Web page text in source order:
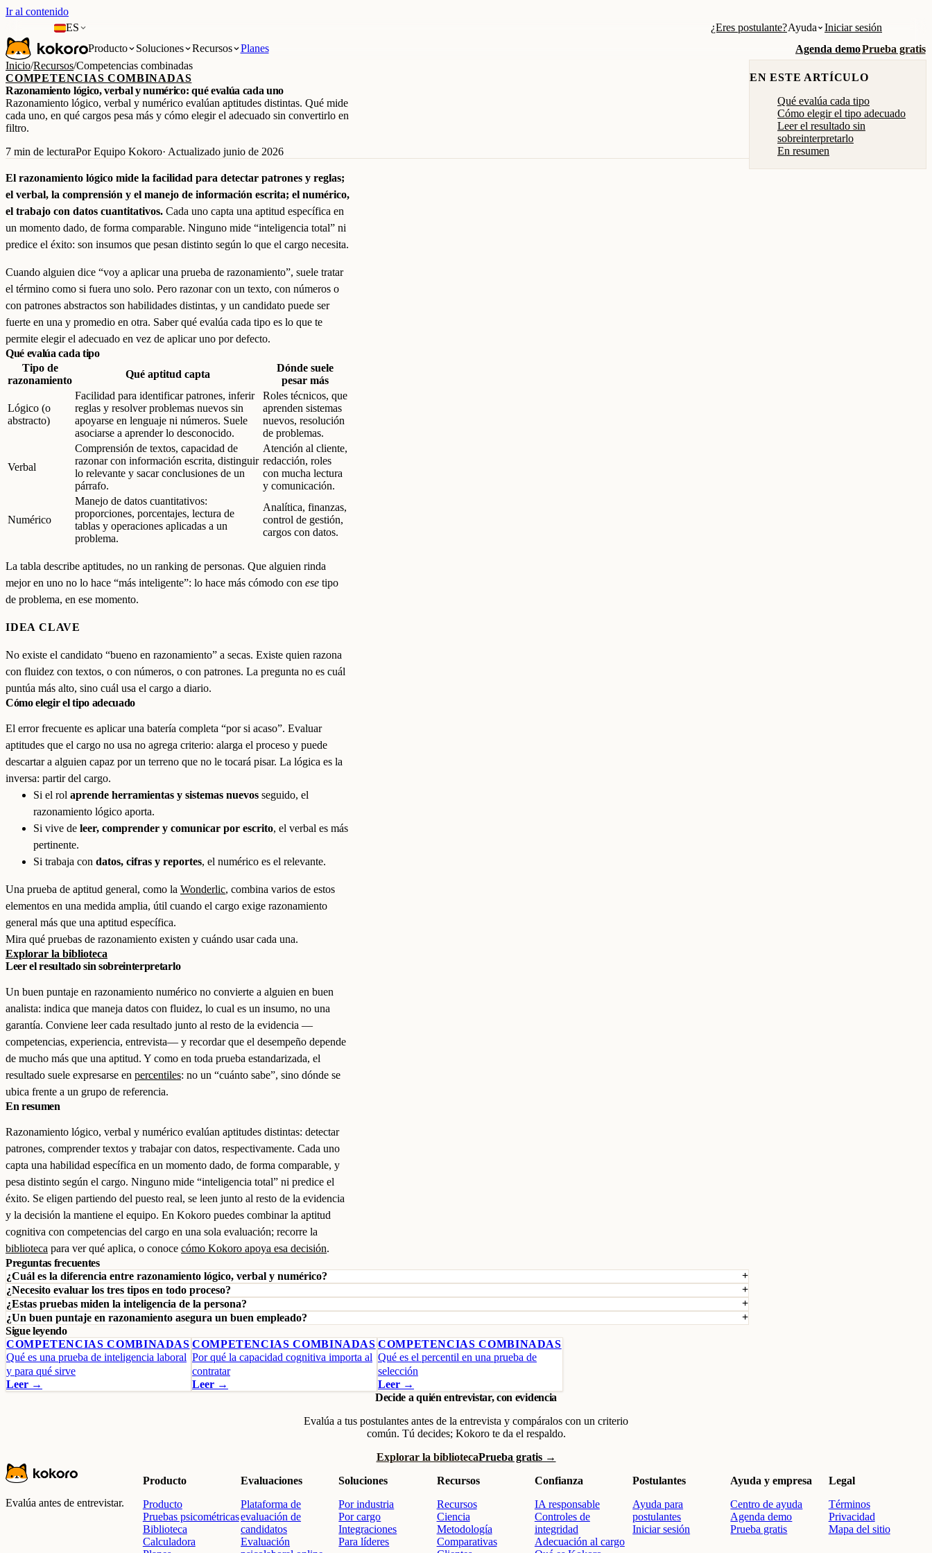
Ir al contenido
ES
¿Eres postulante?Ayuda
Iniciar sesión
Producto
Soluciones Recursos Planes Agenda demoPrueba gratis
Inicio/Recursos/Competencias combinadas
COMPETENCIAS COMBINADAS
Razonamiento lógico, verbal y numérico: qué evalúa cada uno
Razonamiento lógico, verbal y numérico evalúan aptitudes distintas. Qué mide
cada uno, en qué cargos pesa más y cómo elegir el adecuado sin convertirlo en
filtro.
7 min de lecturaPor Equipo Kokoro· Actualizado junio de 2026
El razonamiento lógico mide la facilidad para detectar patrones y reglas;
el verbal, la comprensión y el manejo de información escrita; el numérico,
el trabajo con datos cuantitativos. Cada uno capta una aptitud específica en
un momento dado, de forma comparable. Ninguno mide “inteligencia total” ni
predice el éxito: son insumos que pesan distinto según lo que el cargo necesita.
Cuando alguien dice “voy a aplicar una prueba de razonamiento”, suele tratar
el término como si fuera uno solo. Pero razonar con un texto, con números o
con patrones abstractos son habilidades distintas, y un candidato puede ser
fuerte en una y promedio en otra. Saber qué evalúa cada tipo es lo que te
permite elegir el adecuado en vez de aplicar uno por defecto.
Qué evalúa cada tipo
Tipo de
razonamiento
Qué aptitud capta
Dónde suele
pesar más
Lógico (o
abstracto)
Facilidad para identificar patrones, inferir
reglas y resolver problemas nuevos sin
apoyarse en lenguaje ni números. Suele
asociarse a aprender lo desconocido.
Roles técnicos, que
aprenden sistemas
nuevos, resolución
de problemas.
Verbal
Comprensión de textos, capacidad de
razonar con información escrita, distinguir
lo relevante y sacar conclusiones de un
párrafo.
Atención al cliente,
redacción, roles
con mucha lectura
y comunicación.
Numérico
Manejo de datos cuantitativos:
proporciones, porcentajes, lectura de
tablas y operaciones aplicadas a un
problema.
Analítica, finanzas,
control de gestión,
cargos con datos.
La tabla describe aptitudes, no un ranking de personas. Que alguien rinda
mejor en uno no lo hace “más inteligente”: lo hace más cómodo con ese tipo
de problema, en ese momento.
IDEA CLAVE
No existe el candidato “bueno en razonamiento” a secas. Existe quien razona
con fluidez con textos, o con números, o con patrones. La pregunta no es cuál
puntúa más alto, sino cuál usa el cargo a diario.
Cómo elegir el tipo adecuado
El error frecuente es aplicar una batería completa “por si acaso”. Evaluar
aptitudes que el cargo no usa no agrega criterio: alarga el proceso y puede
descartar a alguien capaz por un terreno que no le tocará pisar. La lógica es la
inversa: partir del cargo.
Si el rol aprende herramientas y sistemas nuevos seguido, el
razonamiento lógico aporta.
Si vive de leer, comprender y comunicar por escrito, el verbal es más
pertinente.
Si trabaja con datos, cifras y reportes, el numérico es el relevante.
Una prueba de aptitud general, como la Wonderlic, combina varios de estos
elementos en una medida amplia, útil cuando el cargo exige razonamiento
general más que una aptitud específica.
Mira qué pruebas de razonamiento existen y cuándo usar cada una.
Explorar la biblioteca
Leer el resultado sin sobreinterpretarlo
Un buen puntaje en razonamiento numérico no convierte a alguien en buen
analista: indica que maneja datos con fluidez, lo cual es un insumo, no una
garantía. Conviene leer cada resultado junto al resto de la evidencia —
competencias, experiencia, entrevista— y recordar que el desempeño depende
de mucho más que una aptitud. Y como en toda prueba estandarizada, el
resultado suele expresarse en percentiles: no un “cuánto sabe”, sino dónde se
ubica frente a un grupo de referencia.
En resumen
Razonamiento lógico, verbal y numérico evalúan aptitudes distintas: detectar
patrones, comprender textos y trabajar con datos, respectivamente. Cada uno
capta una habilidad específica en un momento dado, de forma comparable, y
pesa distinto según el cargo. Ninguno mide “inteligencia total” ni predice el
éxito. Se eligen partiendo del puesto real, se leen junto al resto de la evidencia
y la decisión la mantiene el equipo. En Kokoro puedes combinar la aptitud
cognitiva con competencias del cargo en una sola evaluación; recorre la
biblioteca para ver qué aplica, o conoce cómo Kokoro apoya esa decisión.
Preguntas frecuentes
¿Cuál es la diferencia entre razonamiento lógico, verbal y numérico?
¿Necesito evaluar los tres tipos en todo proceso?
¿Estas pruebas miden la inteligencia de la persona?
¿Un buen puntaje en razonamiento asegura un buen empleado?
Sigue leyendo
COMPETENCIAS COMBINADAS
Qué es una prueba de inteligencia laboral
y para qué sirve
Leer →
COMPETENCIAS COMBINADAS
Por qué la capacidad cognitiva importa al
contratar
Leer →
COMPETENCIAS COMBINADAS
Qué es el percentil en una prueba de
selección
Leer →
EN ESTE ARTÍCULO
Qué evalúa cada tipo
Cómo elegir el tipo adecuado
Leer el resultado sin
sobreinterpretarlo
En resumen
Decide a quién entrevistar, con evidencia
Evalúa a tus postulantes antes de la entrevista y compáralos con un criterio
común. Tú decides; Kokoro te da el respaldo.
Explorar la bibliotecaPrueba gratis →
Evalúa antes de entrevistar.
Producto
Producto
Pruebas psicométricas
Biblioteca
Calculadora
Evaluaciones
Plataforma de
evaluación de
candidatos
Evaluación
Soluciones
Por industria
Por cargo
Integraciones
Para líderes
Recursos
Recursos
Ciencia
Metodología
Comparativas
Confianza
IA responsable
Controles de
integridad
Adecuación al cargo
Postulantes
Ayuda para
postulantes
Iniciar sesión
Ayuda y empresa
Centro de ayuda
Agenda demo
Prueba gratis
Legal
Términos
Privacidad
Mapa del sitio